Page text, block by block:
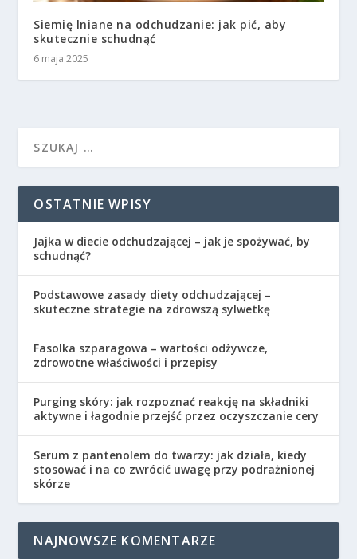
Siemię lniane na odchudzanie: jak pić, aby
skutecznie schudnąć
6 maja 2025
OSTATNIE WPISY
Jajka w diecie odchudzającej – jak je spożywać, by
schudnąć?
Podstawowe zasady diety odchudzającej –
skuteczne strategie na zdrowszą sylwetkę
Fasolka szparagowa – wartości odżywcze,
zdrowotne właściwości i przepisy
Purging skóry: jak rozpoznać reakcję na składniki
aktywne i łagodnie przejść przez oczyszczanie cery
Serum z pantenolem do twarzy: jak działa, kiedy
stosować i na co zwrócić uwagę przy podrażnionej
skórze
NAJNOWSZE KOMENTARZE